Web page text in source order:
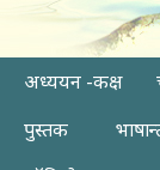
अध्ययन -कक्ष
पुस्तक